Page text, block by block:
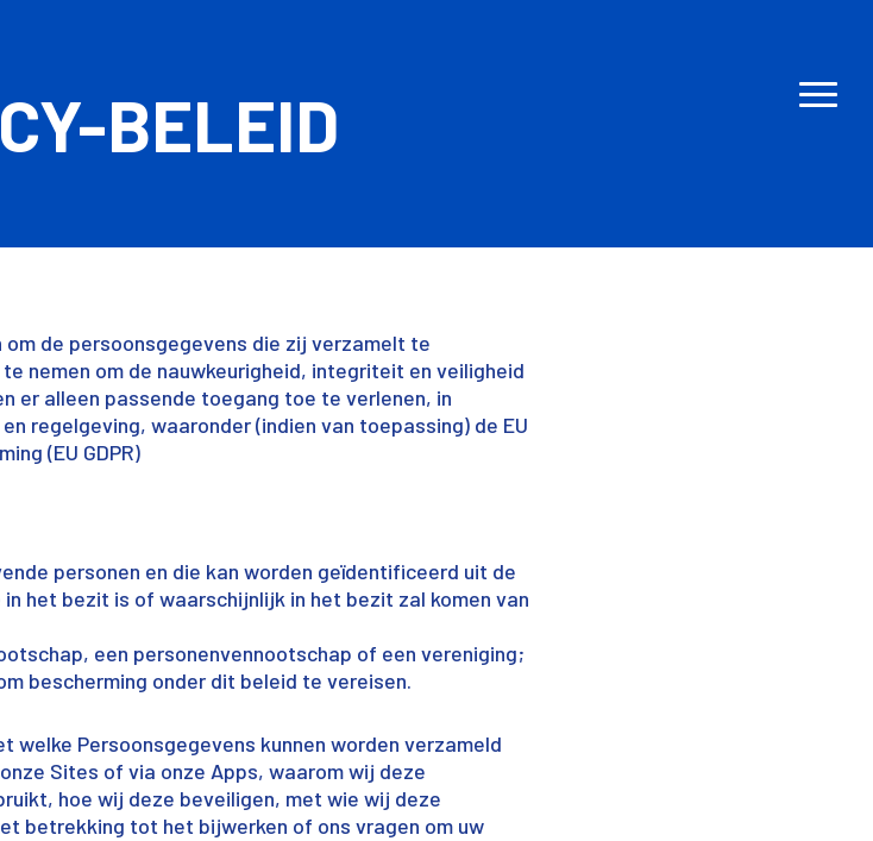
BELEID
de persoonsgegevens die zij verzamelt te
nemen om de nauwkeurigheid, integriteit en veiligheid
er alleen passende toegang toe te verlenen, in
regelgeving, waaronder (indien van toepassing) de EU
(EU GDPR)
personen en die kan worden geïdentificeerd uit de
het bezit is of waarschijnlijk in het bezit zal komen van
een personenvennootschap of een vereniging;
bescherming onder dit beleid te vereisen.
welke Persoonsgegevens kunnen worden verzameld
Sites of via onze Apps, waarom wij deze
hoe wij deze beveiligen, met wie wij deze
betrekking tot het bijwerken of ons vragen om uw